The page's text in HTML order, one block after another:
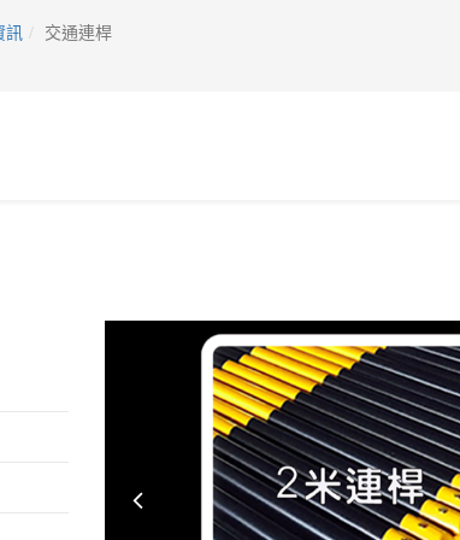
訊 交通連桿
Previous